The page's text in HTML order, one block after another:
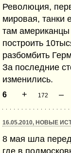
Революция,
мировая, танки
там
построить
разбомбить
За последние
изменились.
6 + 172 –
16.05.2010, НОВЫЕ
8 мая шла
где в